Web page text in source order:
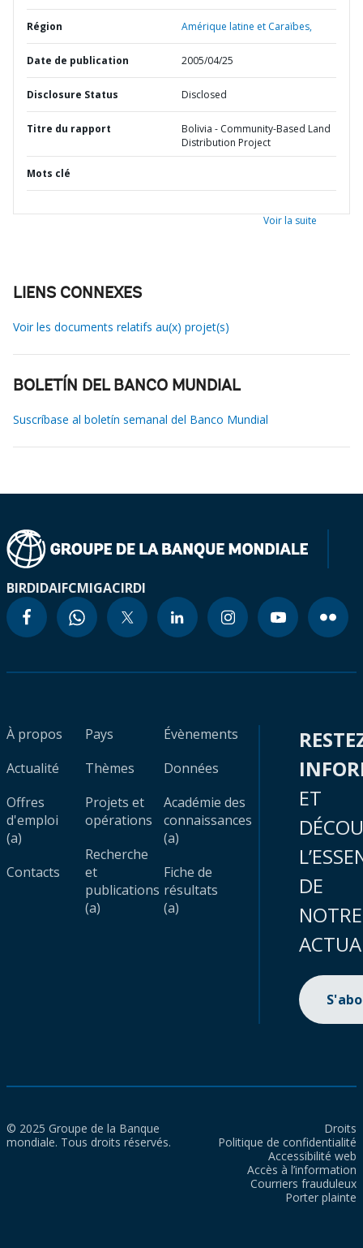
Région Amérique latine et Caraïbes,
Date de publication 2005/04/25
Disclosure Status Disclosed
Titre du rapport
Bolivia - Community-Based Land
Distribution Project
Mots clé
Voir la suite
LIENS CONNEXES
Voir les documents relatifs au(x) projet(s)
BOLETÍN DEL BANCO MUNDIAL
Suscríbase al boletín semanal del Banco Mundial
BIRDIDAIFCMIGACIRDI
À propos
Actualité
Offres
d'emploi
(a)
Contacts
Pays
Thèmes
Projets et
opérations
Recherche
et
publications
(a)
Évènements
Données
Académie des
connaissances
(a)
Fiche de
résultats
(a)
ET
DE
NOTRE
© 2025 Groupe de la Banque
mondiale. Tous droits réservés.
Droits
Politique de confidentialité
Accessibilité web
Accès à l’information
Courriers frauduleux
Porter plainte